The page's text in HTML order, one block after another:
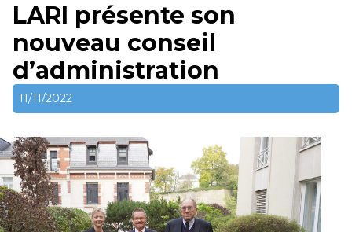
LARI présente son
nouveau conseil
d’administration
11/11/2022